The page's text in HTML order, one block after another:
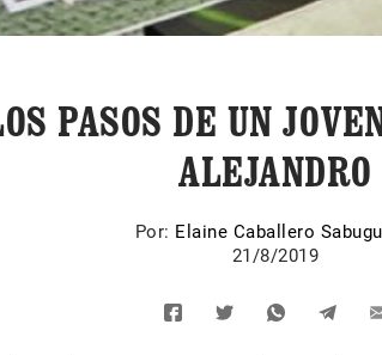
PASOS DE UN
ALEJANDRO
Por: Elaine Caballero
21/8/2019